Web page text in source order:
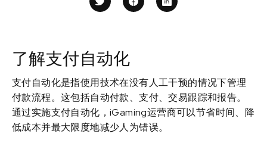
了解支付自动化
支付自动化是指使用技术在没有人工干预的情况下管理
付款流程。这包括自动付款、支付、交易跟踪和报告。
通过实施支付自动化，iGaming运营商可以节省时间、降
低成本并最大限度地减少人为错误。